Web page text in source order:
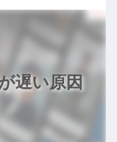
遅い原因